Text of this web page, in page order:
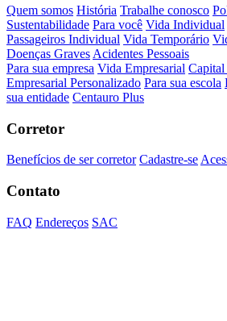
Quem somos História Trabalhe conosco
Sustentabilidade Para você Vida Individual
Passageiros Individual Vida Temporário
Doenças Graves Acidentes Pessoais
Para sua empresa Vida Empresarial
Empresarial Personalizado Para sua escola
sua entidade Centauro Plus
Corretor
Benefícios de ser corretor Cadastre-se
Contato
FAQ Endereços SAC